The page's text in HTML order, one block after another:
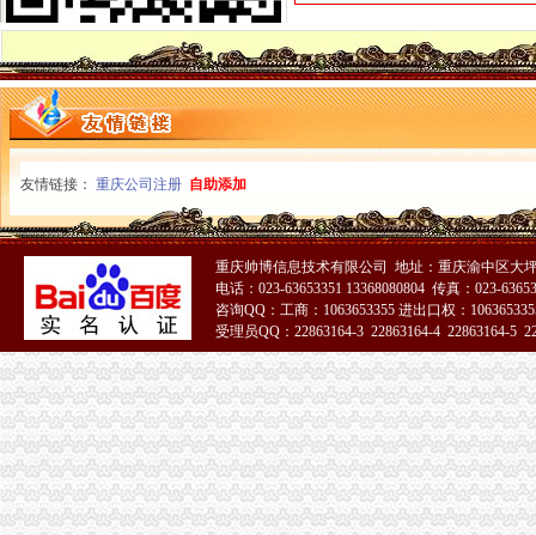
重庆大坪有哪些会计培训机构-报名在线
重庆大坪哪个会计培训班好-报名在线
【大坪会计实操学习随到随学公司真账实操培训】-渝中大坪易登网
上海大坪会计培训学校_厚学网_新浪博客
梅县大坪财政管理所
大坪会计培训班_厚学网_新浪博客
大坪诚聘会计出纳_重庆冠盛通信连锁招聘信息-重庆58同城
重庆大坪院财务/会计助理工资待遇（共1人分享）-职业圈
专业代办注册公司注销公司-重庆渝中大坪会计/审计-分类168信息网
重庆招聘会计实习生（大坪）_重庆贤内助财务咨询有限公司招聘-汇博网
大坪财务工资待遇（共1人分享）-职业圈
重庆永积行财务咨询有限公司大坪分公司联系方式_信用报告_工商信息
【大坪会计实操学习随到随学公司真账实操培训】-渝中大坪职业培训
常宁市大坪乡财税所
大坪镇开展村级财务业务培训_汝城新闻网
重庆渝中大坪工商服务信息,提供新重庆渝中大坪财税服务及重庆渝
重庆大坪有哪些会计培训机构-报名在线
大坪镇监督财务有新招
代理记账、税务咨询、清理账-重庆渝中大坪公司注册-分类168信息网
友情链接： 重庆公司注册 自助添加
重庆帅博信息技术有限公司 地址：重庆渝中区大
电话：023-63653351 13368080804 传真：023-
咨询QQ：工商：1063653355 进出口权：
受理员QQ：22863164-3 22863164-4 22863164-5
51La